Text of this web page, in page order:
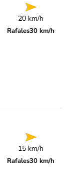
20 km/h
Rafales30 km/h
15 km/h
Rafales30 km/h